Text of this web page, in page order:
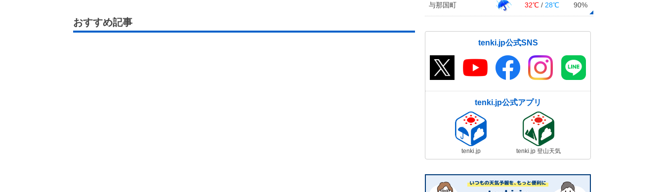
おすすめ記事
与那国町 32℃ / 28℃ 90%
tenki.jp公式SNS
tenki.jp公式アプリ
tenki.jp tenki.jp 登山天気